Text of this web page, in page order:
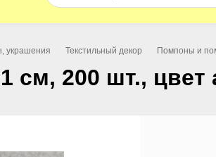
украшения Текстильный декор Помпоны и
см, 200 шт., цвет